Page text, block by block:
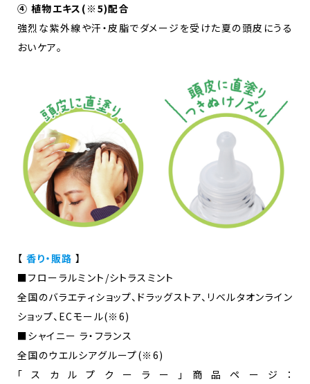
④ 植物エキス(※5)配合
強烈な紫外線や汗・皮脂でダメージを受けた夏の頭皮にうる
おいケア。
【 香り・販路 】
■フローラルミント/シトラスミント
全国のバラエティショップ、ドラッグストア、リベルタオンライン
ショップ、ECモール(※6)
■シャイニー ラ・フランス
全国のウエルシアグループ(※6)
「スカルプクーラー」商品ページ：